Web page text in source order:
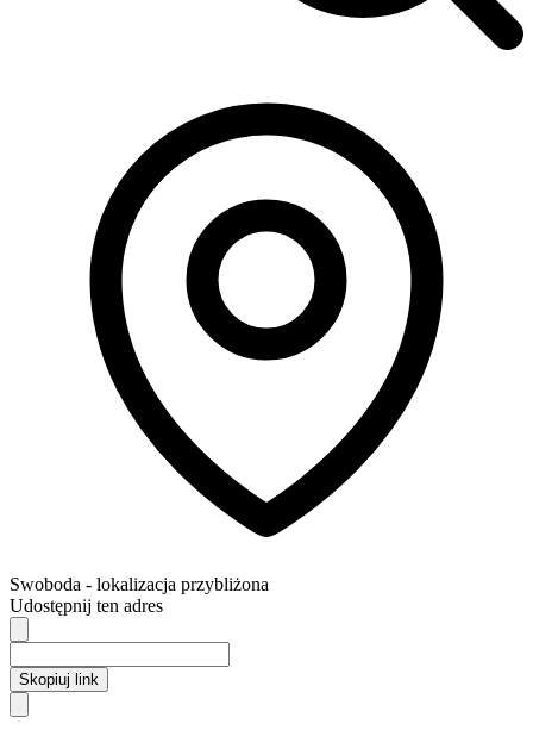
Swoboda - lokalizacja przybliżona
Udostępnij ten adres
Skopiuj link